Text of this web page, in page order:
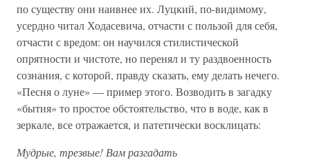
по существу они наивнее их. Луцкий, по-видимому,
усердно читал Ходасевича, отчасти с пользой для себя,
отчасти с вредом: он научился стилистической
опрятности и чистоте, но перенял и ту раздвоенность
сознания, с которой, правду сказать, ему делать нечего.
«Песня о луне» — пример этого. Возводить в загадку
«бытия» то простое обстоятельство, что в воде, как в
зеркале, все отражается, и патетически восклицать:
Мудрые, трезвые! Вам разгадать